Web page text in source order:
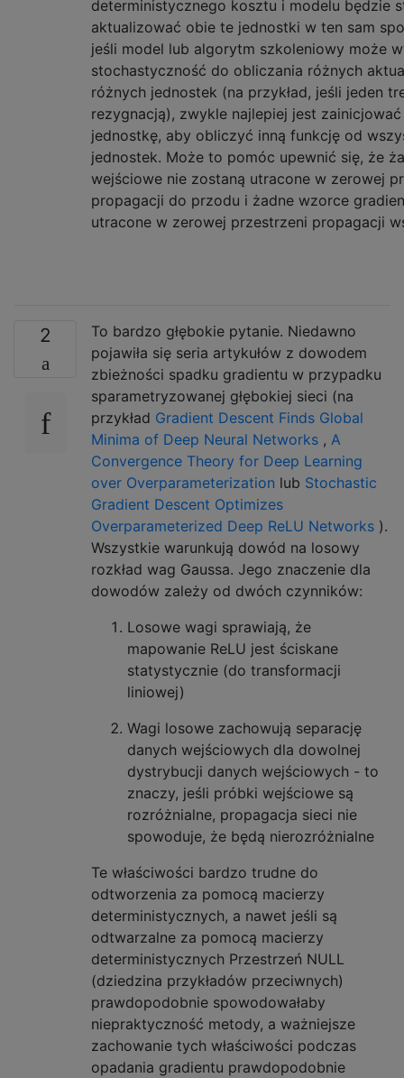
deterministycznego kosztu i modelu będzie
aktualizować obie te jednostki w ten sam
jeśli model lub algorytm szkoleniowy może
stochastyczność do obliczania różnych
różnych jednostek (na przykład, jeśli jeden
rezygnacją), zwykle najlepiej jest
jednostkę, aby obliczyć inną funkcję od
jednostek. Może to pomóc upewnić się, że
wejściowe nie zostaną utracone w zerowej
propagacji do przodu i żadne wzorce
utracone w zerowej przestrzeni propagacji
2
To bardzo głębokie pytanie. Niedawno
pojawiła się seria artykułów z dowodem
zbieżności spadku gradientu w przypadku
sparametryzowanej głębokiej sieci (na
przykład Gradient Descent Finds Global
Minima of Deep Neural Networks , A
Convergence Theory for Deep Learning
over Overparameterization lub Stochastic
Gradient Descent Optimizes
Overparameterized Deep ReLU Networks ).
Wszystkie warunkują dowód na losowy
rozkład wag Gaussa. Jego znaczenie dla
dowodów zależy od dwóch czynników:
Losowe wagi sprawiają, że
mapowanie ReLU jest ściskane
statystycznie (do transformacji
liniowej)
Wagi losowe zachowują separację
danych wejściowych dla dowolnej
dystrybucji danych wejściowych - to
znaczy, jeśli próbki wejściowe są
rozróżnialne, propagacja sieci nie
spowoduje, że będą nierozróżnialne
Te właściwości bardzo trudne do
odtworzenia za pomocą macierzy
deterministycznych, a nawet jeśli są
odtwarzalne za pomocą macierzy
deterministycznych Przestrzeń NULL
(dziedzina przykładów przeciwnych)
prawdopodobnie spowodowałaby
niepraktyczność metody, a ważniejsze
zachowanie tych właściwości podczas
opadania gradientu prawdopodobnie